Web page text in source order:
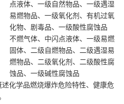
点液体、一级自然物品、一级遇湿
易燃物品、一级氧化剂、有机过氧
化物、剧毒品、一级酸性腐蚀品
不燃气体、中闪点液体、一级易燃
固体、二级自燃物品、二级遇湿易
燃物品、二级氧化剂、二级酸性腐
蚀品、一级碱性腐蚀品
述化学品燃烧爆炸危险特性、健康危